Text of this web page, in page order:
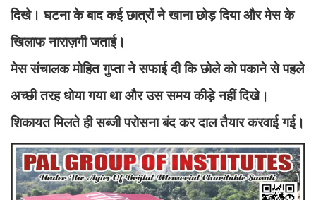
दिखे। घटना के बाद कई छात्रों ने खाना छोड़ दिया और मेस के
खिलाफ नाराज़गी जताई।
मेस संचालक मोहित गुप्ता ने सफाई दी कि छोले को पकाने से पहले
अच्छी तरह धोया गया था और उस समय कीड़े नहीं दिखे।
शिकायत मिलते ही सब्जी परोसना बंद कर दाल तैयार करवाई गई।